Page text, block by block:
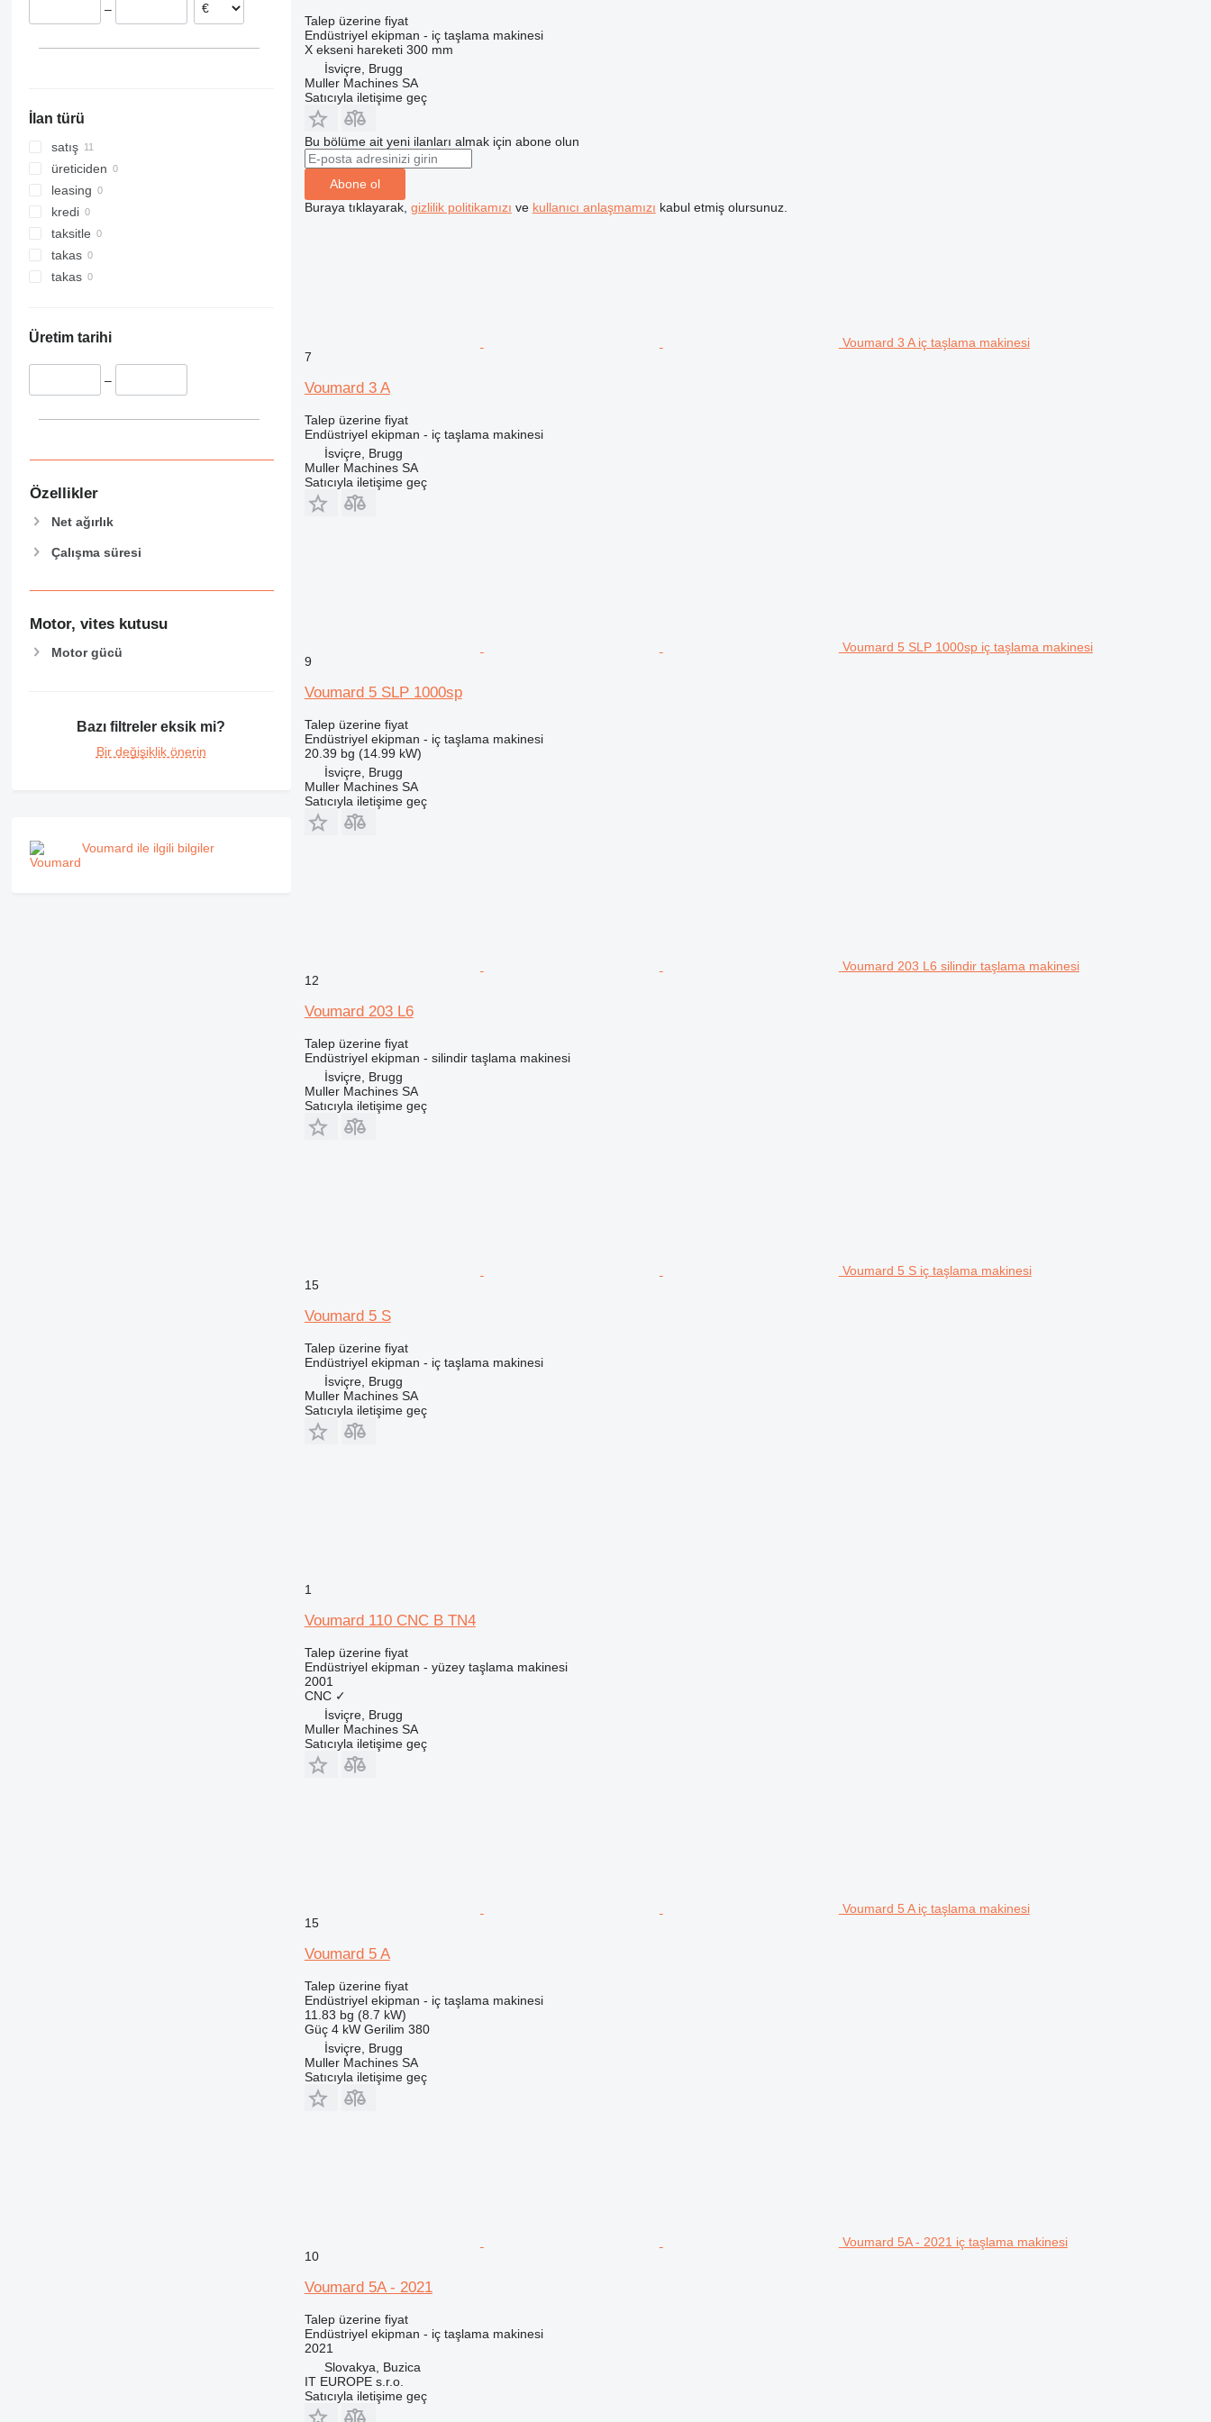
–
İlan türü
satış
üreticiden
leasing
kredi
taksitle
takas
takas
Üretim tarihi
–
Özellikler
Net ağırlık
Çalışma süresi
Motor, vites kutusu
Motor gücü
Bazı filtreler eksik mi?
Bir değişiklik önerin
Voumard ile ilgili bilgiler
Talep üzerine fiyat
Endüstriyel ekipman - iç taşlama makinesi
X ekseni hareketi 300 mm
İsviçre, Brugg
Muller Machines SA
Satıcıyla iletişime geç
Bu bölüme ait yeni ilanları almak için abone olun
Abone ol
Buraya tıklayarak, gizlilik politikamızı ve kullanıcı anlaşmamızı kabul etmiş olursunuz.
Voumard 3 A iç taşlama makinesi
7
Voumard 3 A
Talep üzerine fiyat
Endüstriyel ekipman - iç taşlama makinesi
İsviçre, Brugg
Muller Machines SA
Satıcıyla iletişime geç
Voumard 5 SLP 1000sp iç taşlama makinesi
9
Voumard 5 SLP 1000sp
Talep üzerine fiyat
Endüstriyel ekipman - iç taşlama makinesi
20.39 bg (14.99 kW)
İsviçre, Brugg
Muller Machines SA
Satıcıyla iletişime geç
Voumard 203 L6 silindir taşlama makinesi
12
Voumard 203 L6
Talep üzerine fiyat
Endüstriyel ekipman - silindir taşlama makinesi
İsviçre, Brugg
Muller Machines SA
Satıcıyla iletişime geç
Voumard 5 S iç taşlama makinesi
15
Voumard 5 S
Talep üzerine fiyat
Endüstriyel ekipman - iç taşlama makinesi
İsviçre, Brugg
Muller Machines SA
Satıcıyla iletişime geç
1
Voumard 110 CNC B TN4
Talep üzerine fiyat
Endüstriyel ekipman - yüzey taşlama makinesi
2001
CNC ✓
İsviçre, Brugg
Muller Machines SA
Satıcıyla iletişime geç
Voumard 5 A iç taşlama makinesi
15
Voumard 5 A
Talep üzerine fiyat
Endüstriyel ekipman - iç taşlama makinesi
11.83 bg (8.7 kW)
Güç 4 kW Gerilim 380
İsviçre, Brugg
Muller Machines SA
Satıcıyla iletişime geç
Voumard 5A - 2021 iç taşlama makinesi
10
Voumard 5A - 2021
Talep üzerine fiyat
Endüstriyel ekipman - iç taşlama makinesi
2021
Slovakya, Buzica
IT EUROPE s.r.o.
Satıcıyla iletişime geç